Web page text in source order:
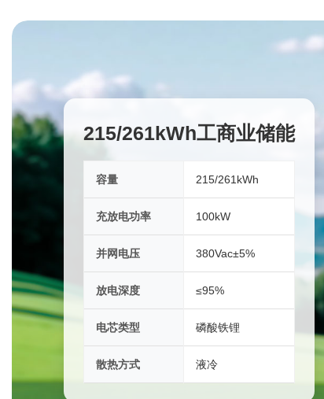
215/261kWh工商业储能
容量 215/261kWh
充放电功率 100kW
并网电压 380Vac±5%
放电深度 ≤95%
电芯类型 磷酸铁锂
散热方式 液冷